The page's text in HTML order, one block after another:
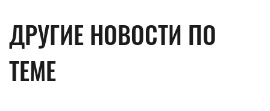
ДРУГИЕ НОВОСТИ ПО
ТЕМЕ